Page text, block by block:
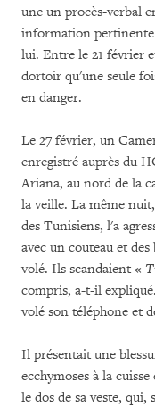
une un procès-verbal
information
lui. Entre le 21 février
dortoir qu'une seule
en danger.
Le 27 février, un
enregistré auprès du
Ariana, au nord de la
la veille. La même
des Tunisiens, l'a
avec un couteau et
volé. Ils scandaient «
compris, a-t-il
volé son téléphone et
Il présentait une
ecchymoses à la
le dos de sa veste, qui,